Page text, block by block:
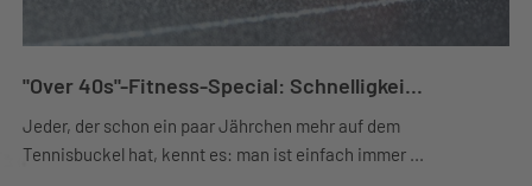
"Over 40s"-Fitness-Special: Schnelligkei...
Jeder, der schon ein paar Jährchen mehr auf dem
Tennisbuckel hat, kennt es: man ist einfach immer ...